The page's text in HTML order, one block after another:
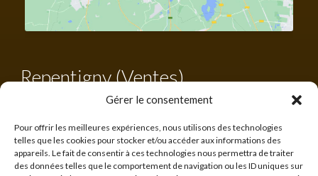
Gérer le consentement
Pour offrir les meilleures expériences, nous utilisons des technologies
telles que les cookies pour stocker et/ou accéder aux informations des
appareils. Le fait de consentir à ces technologies nous permettra de traiter
des données telles que le comportement de navigation ou les ID uniques sur
Repentigny (Ventes)
450 582-0203
francis@cabanonsquebecois.com
Heures d'ouverture :